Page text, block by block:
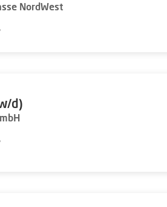
NordWest
d)